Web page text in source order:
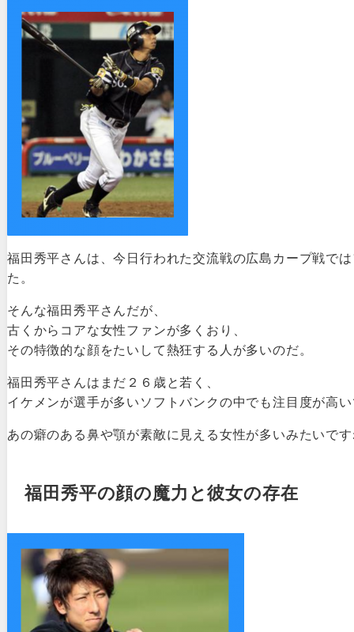
福田秀平さんは、今日行われた交流戦の広島カープ戦で
た。
そんな福田秀平さんだが、
古くからコアな女性ファンが多くおり、
その特徴的な顔をたいして熱狂する人が多いのだ。
福田秀平さんはまだ２６歳と若く、
イケメンが選手が多いソフトバンクの中でも注目度が高
あの癖のある鼻や顎が素敵に見える女性が多いみたいで
福田秀平の顔の魔力と彼女の存在